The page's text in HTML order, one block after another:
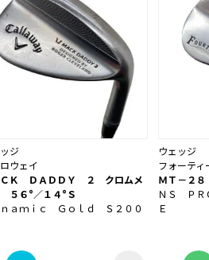
ジ
ウェイ
ＣＫ ＤＡＤＤＹ ２ クロムメ
５６°／１４°Ｓ
ｎａｍｉｃ Ｇｏｌｄ Ｓ２００
ウェッジ
フォーティ
ＭＴ－２
ＮＳ ＰＲ
Ｅ